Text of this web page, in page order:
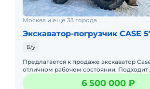
Москва и ещё 33 города
Экскаватор-погрузчик CASE
Б/у
Предлагается к продаже экскаватор
отличном рабочем состоянии. Подходит
выполнения разнообразных задач — от
работ до погрузки и демонта
6 500 000 ₽